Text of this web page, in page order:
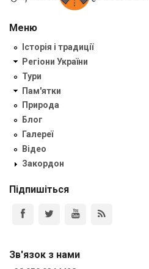
Меню
Історія і традиції
Регіони України
Тури
Пам'ятки
Природа
Блог
Галереї
Відео
Закордон
Підпишіться
Зв'язок з нами